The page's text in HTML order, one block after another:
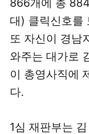
866개에 총
대) 클릭신호를
또 자신이 경남
와주는 대가로
이 총영사직에
다.
1심 재판부는